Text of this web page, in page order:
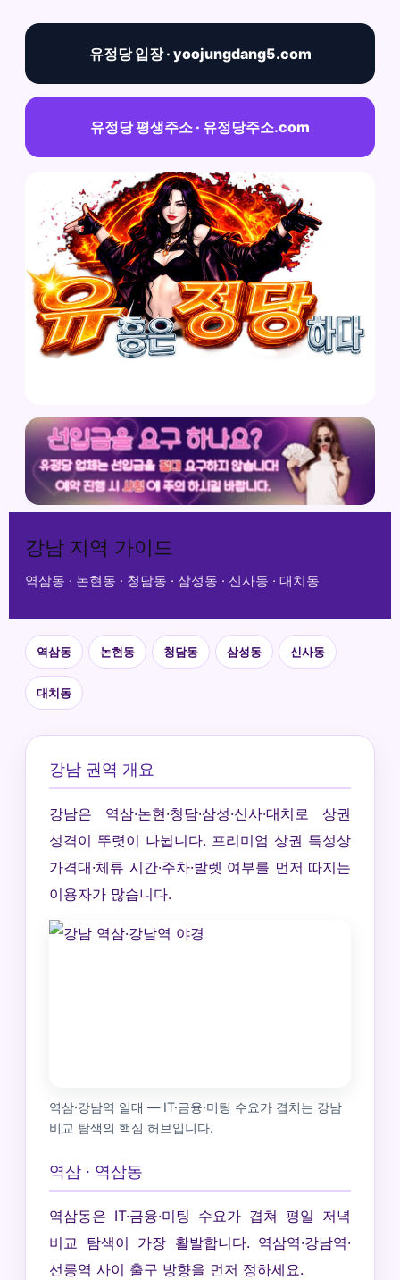
유정당 입장 · yoojungdang5.com
유정당 평생주소 · 유정당주소.com
강남 지역 가이드
역삼동 · 논현동 · 청담동 · 삼성동 · 신사동 · 대치동
역삼동 논현동 청담동 삼성동 신사동
대치동
강남 권역 개요
강남은 역삼·논현·청담·삼성·신사·대치로 상권
성격이 뚜렷이 나뉩니다. 프리미엄 상권 특성상
가격대·체류 시간·주차·발렛 여부를 먼저 따지는
이용자가 많습니다.
역삼·강남역 일대 — IT·금융·미팅 수요가 겹치는 강남
비교 탐색의 핵심 허브입니다.
역삼 · 역삼동
역삼동은 IT·금융·미팅 수요가 겹쳐 평일 저녁
비교 탐색이 가장 활발합니다. 역삼역·강남역·
선릉역 사이 출구 방향을 먼저 정하세요.